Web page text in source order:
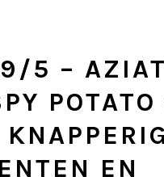
5 –
EN